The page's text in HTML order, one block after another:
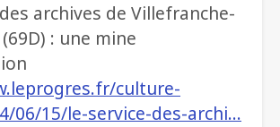
archives de Villefranche-
: une mine
culture-
06/15/le-service-des-archi…